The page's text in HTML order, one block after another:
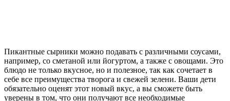
Пикантные сырники можно подавать с различными соусами,
например, со сметаной или йогуртом, а также с овощами. Это
блюдо не только вкусное, но и полезное, так как сочетает в
себе все преимущества творога и свежей зелени. Ваши дети
обязательно оценят этот новый вкус, а вы сможете быть
уверены в том, что они получают все необходимые